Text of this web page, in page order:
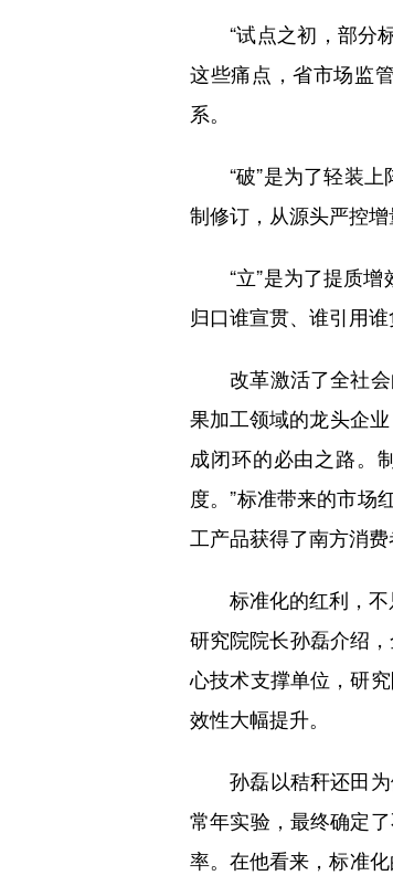
“试点之初，部分标
这些痛点，省市场监
系。
“破”是为了轻装上
制修订，从源头严控增
“立”是为了提质增
归口谁宣贯、谁引用
改革激活了全社会
果加工领域的龙头企
成闭环的必由之路。
度。”标准带来的市场
工产品获得了南方消费
标准化的红利，不只
研究院院长孙磊介绍
心技术支撑单位，研
效性大幅提升。
孙磊以秸秆还田为
常年实验，最终确定
率。在他看来，标准